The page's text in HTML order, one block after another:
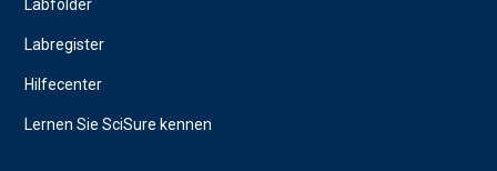
Labfolder
Labregister
Hilfecenter
Lernen Sie SciSure kennen